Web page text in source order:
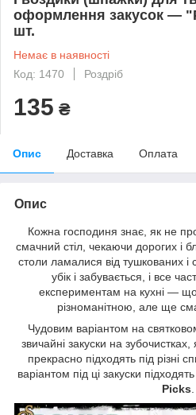
оформлення закусок —
шт.
Немає в наявності
Код: 1470
Роздріб
135 ₴
Опис Доставка Оплата
Опис
Кожна господиня знає, як не
смачний стіл, чекаючи дорогих і
столи ламалися від тушкованих
убік і забувається, і все
експериментам на кухні —
різноманітною, але ще
Чудовим варіантом на
звичайні закуски на зубочистках,
прекрасно підходять під різні
варіантом під ці закуски
Picks